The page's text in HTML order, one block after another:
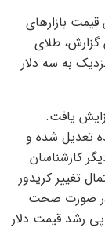
قیمت بازارهای
طلای
که نزدیک به سه دلار
یافت.
تعدیل شده و
کارشناسان
تغییر کریدور
در صورت صحت
پی رشد قیمت دلار